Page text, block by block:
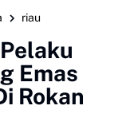
riau
Emas
Rokan